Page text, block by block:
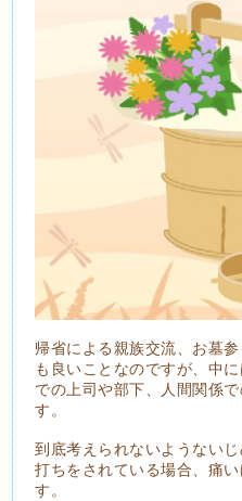
帰省による親族交流、お墓
も良いことなのですが、中
での上司や部下、人間関係
す。
到底考えられないようない
打ちをされている場合、痛
す。